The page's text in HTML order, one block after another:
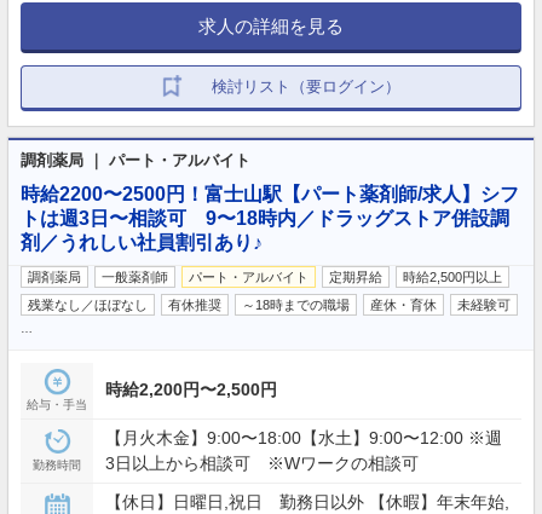
求人の詳細を見る
検討リスト（要ログイン）
調剤薬局 ｜ パート・アルバイト
時給2200〜2500円！富士山駅【パート薬剤師/求人】シフ
トは週3日〜相談可 9〜18時内／ドラッグストア併設調
剤／うれしい社員割引あり♪
調剤薬局 一般薬剤師 パート・アルバイト 定期昇給
時給2,500円以上
残業なし／ほぼなし
有休推奨 ～18時までの職場 産休・育休 未経験可
給与・手当
時給2,200円〜2,500円
勤務時間
【月火木金】9:00〜18:00【水土】9:00〜12:00 ※週
3日以上から相談可 ※Wワークの相談可
【休日】日曜日,祝日 勤務日以外 【休暇】年末年始,